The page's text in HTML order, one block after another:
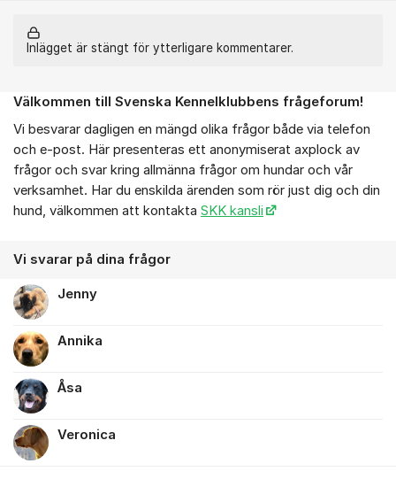
Inlägget är stängt för ytterligare kommentarer.
Om forumet
Välkommen till Svenska Kennelklubbens frågeforum!
Vi besvarar dagligen en mängd olika frågor både via telefon
och e-post. Här presenteras ett anonymiserat axplock av
frågor och svar kring allmänna frågor om hundar och vår
verksamhet. Har du enskilda ärenden som rör just dig och din
hund, välkommen att kontakta SKK kansli
Vi svarar på dina frågor
Jenny
Annika
Åsa
Veronica